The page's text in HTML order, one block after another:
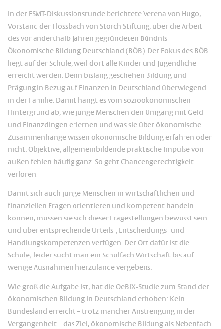
In der ESMT-Diskussionsrunde berichtete Verena von Hugo,
Vorstand der Flossbach von Storch Stiftung, über die Arbeit
des vor anderthalb Jahren gegründeten Bündnis
Ökonomische Bildung Deutschland (BÖB). Der Fokus des BÖB
liegt auf der Schule, weil dort alle Kinder und Jugendliche
erreicht werden. Denn bislang geschehen Bildung und
Prägung in Bezug auf Finanzen in Deutschland überwiegend
in der Familie. Damit hängt es vom sozioökonomischen
Hintergrund ab, wie junge Menschen den Umgang mit Geld-
und Finanzdingen erlernen und was sie über ökonomische
Zusammenhänge wissen ökonomische Bildung erfahren oder
nicht. Objektive, allgemeinbildende praktische Impulse von
außen fehlen häufig ganz. So geht Chancengerechtigkeit
verloren.
Damit sich auch junge Menschen in wirtschaftlichen und
finanziellen Fragen orientieren und kompetent handeln
können, müssen sie sich dieser Fragestellungen bewusst sein
und über entsprechende Urteils-, Entscheidungs- und
Handlungskompetenzen verfügen. Der Ort dafür ist die
Schule; leider sucht man ein Schulfach Wirtschaft bis auf
wenige Ausnahmen hierzulande vergebens.
Wie groß die Aufgabe ist, hat die OeBiX-Studie zum Stand der
ökonomischen Bildung in Deutschland erhoben: Kein
Bundesland erreicht – trotz mancher Anstrengung in der
Vergangenheit – das Ziel, ökonomische Bildung als Nebenfach